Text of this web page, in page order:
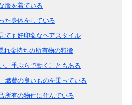
服を着ている
た身体をしている
ても好印象なヘアスタイル
金持ちの所有物の特徴
。手ぶらで動くこともある
燃費の良いものを乗っている
所有の物件に住んでいる